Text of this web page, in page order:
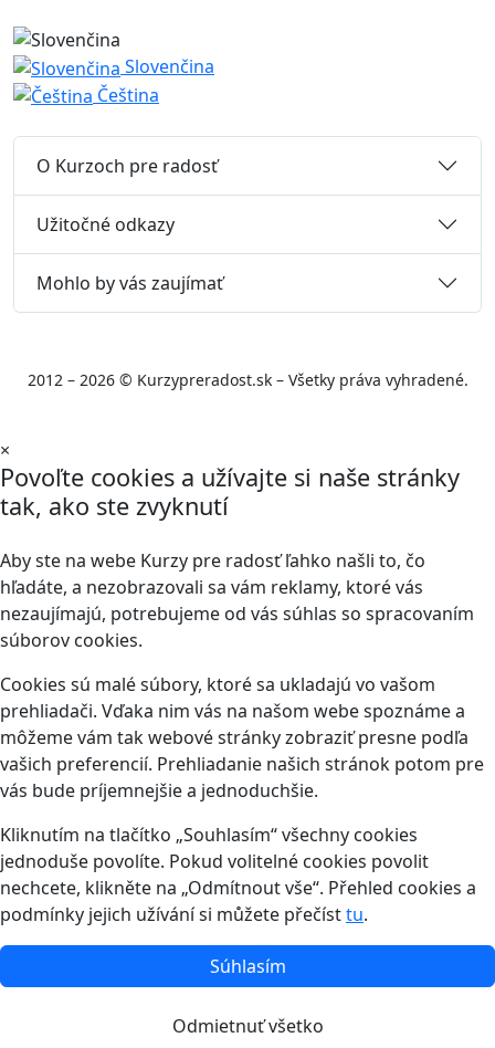
Slovenčina
Čeština
O Kurzoch pre radosť
Užitočné odkazy
Mohlo by vás zaujímať
2012 – 2026 © Kurzypreradost.sk – Všetky práva vyhradené.
×
Povoľte cookies a užívajte si naše stránky
tak, ako ste zvyknutí
Aby ste na webe Kurzy pre radosť ľahko našli to, čo
hľadáte, a nezobrazovali sa vám reklamy, ktoré vás
nezaujímajú, potrebujeme od vás súhlas so spracovaním
súborov cookies.
Cookies sú malé súbory, ktoré sa ukladajú vo vašom
prehliadači. Vďaka nim vás na našom webe spoznáme a
môžeme vám tak webové stránky zobraziť presne podľa
vašich preferencií. Prehliadanie našich stránok potom pre
vás bude príjemnejšie a jednoduchšie.
Kliknutím na tlačítko „Souhlasím“ všechny cookies
jednoduše povolíte. Pokud volitelné cookies povolit
nechcete, klikněte na „Odmítnout vše“. Přehled cookies a
podmínky jejich užívání si můžete přečísttu.
Súhlasím
Odmietnuť všetko